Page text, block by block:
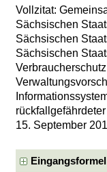
Vollzitat:
Sächsischen
Sächsischen
Sächsischen
15. September
Eingangsformel